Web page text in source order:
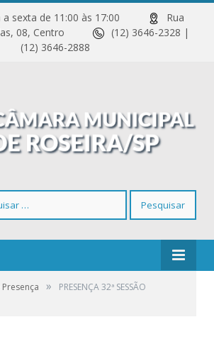
a sexta de 11:00 às 17:00
Rua
08, Centro
(12) 3646-2328 |
(12) 3646-2888
»
PRESENÇA 32ª SESSÃO